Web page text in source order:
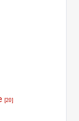
[20]